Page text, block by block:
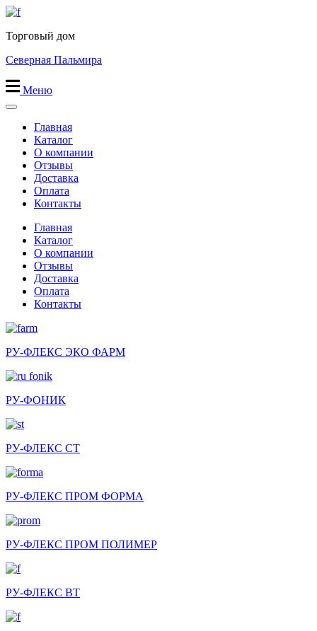
Перейти
содержимому
Торговый дом
Северная Пальмира
Меню
Главная
Каталог
О компании
Отзывы
Доставка
Оплата
Контакты
Главная
Каталог
О компании
Отзывы
Доставка
Оплата
Контакты
РУ-ФЛЕКС ЭКО ФАРМ
РУ-ФОНИК
РУ-ФЛЕКС СТ
РУ-ФЛЕКС ПРОМ ФОРМА
РУ-ФЛЕКС ПРОМ ПОЛИМЕР
РУ-ФЛЕКС ВТ